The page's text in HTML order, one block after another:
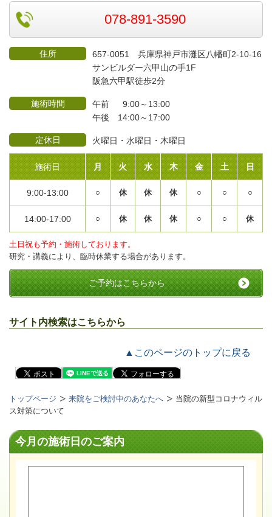
078-891-3590
住所
657-0051 兵庫県神戸市灘区八幡町2-10-16
サンビルダー六甲山の手1F
阪急六甲駅徒歩2分
施術時間
午前 9:00～13:00
午後 14:00～17:00
定休日 火曜日・水曜日・木曜日
施術日 月 火 水 木 金 土 日
9:00-13:00 ○ 休 休 休 ○ ○ ○
14:00-17:00 ○ 休 休 休 ○ ○ 休
土日祝も予約・施術しております。
研究・講義により、臨時休業する場合があります。
ご予約はこちらから
サイト内検索はこちらから
▲このページのトップに戻る
トップページ 来院をご検討中のあなたへ
当院の新型コロナウィル
ス対策について
今月の施術日のご案内